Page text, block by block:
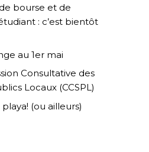
bourse et de
: c’est bientôt
au 1er mai
Consultative des
Locaux (CCSPL)
playa! (ou ailleurs)